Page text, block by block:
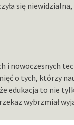
się
i nowoczesnych
o tych, którzy
edukacja to nie
wybrzmiał